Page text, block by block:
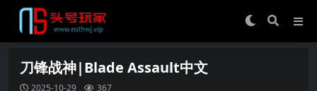
刀锋战神|Blade Assault中文
2025-10-29 367